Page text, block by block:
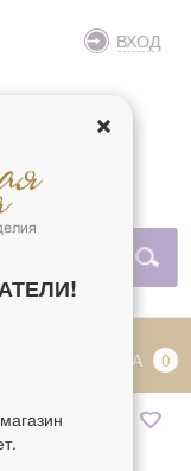
ВХОД
КОРЗИНА 0